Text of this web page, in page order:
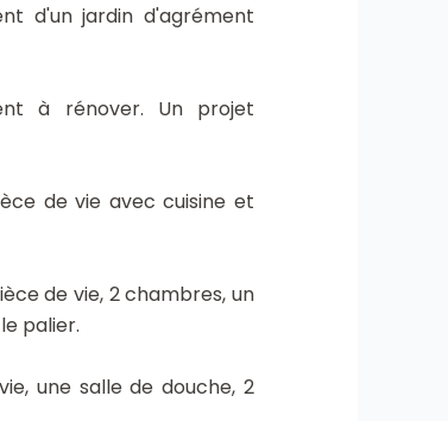
d'un jardin d'agrément
à rénover. Un projet
de vie avec cuisine et
de vie, 2 chambres, un
palier.
une salle de douche, 2